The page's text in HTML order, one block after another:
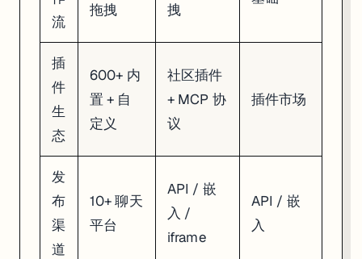
流
拖拽 拽
插
件
生
态
600+ 内
置 + 自
定义
社区插件
+ MCP 协
议
插件市场
发
布
渠
道
10+ 聊天
平台
API / 嵌
入 /
iframe
API / 嵌
入